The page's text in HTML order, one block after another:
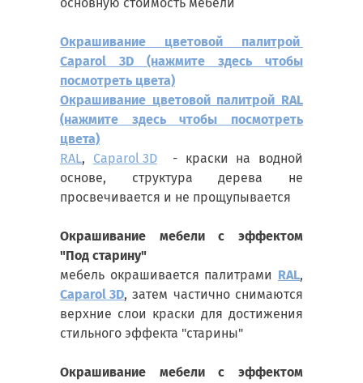
Окрашивание цветовой палитрой
Сaparol 3D (нажмите здесь чтобы
посмотреть цвета)
Окрашивание цветовой палитрой RAL
(нажмите здесь чтобы посмотреть
цвета)
RAL, Сaparol 3D- краски на водной
основе, структура дерева не
просвечивается и не прощупывается
Окрашивание мебели с эффектом
"Под старину"
мебель окрашивается палитрами RAL,
Сaparol 3D, затем частично снимаются
верхние слои краски для достижения
стильного эффекта "старины"
Окрашивание мебели с эффектом